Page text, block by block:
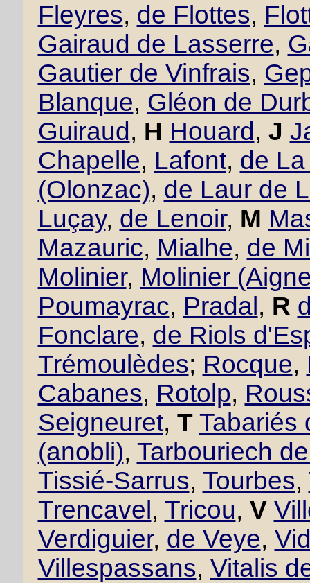
Fleyres, de Flottes,
Gairaud de Lasserre,
Gautier de Vinfrais,
Blanque, Gléon de
Guiraud , H Houard , J
Chapelle, Lafont, de
(Olonzac), de Laur de
Luçay, de Lenoir, M
Mazauric, Mialhe, de
Molinier, Molinier
Poumayrac, Pradal , R
Fonclare, de Riols
Trémoulèdes; Rocque,
Cabanes, Rotolp,
Seigneuret, T Tabariés
(anobli), Tarbouriech
Tissié-Sarrus, Tourbes,
Trencavel , Tricou, V
Verdiguier, de Veye,
Villespassans, Vitalis